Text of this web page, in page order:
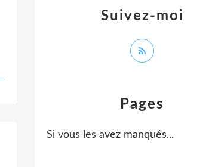
Pages
Si vous les avez manqués...
Suivez-moi